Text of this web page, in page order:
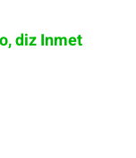
diz Inmet